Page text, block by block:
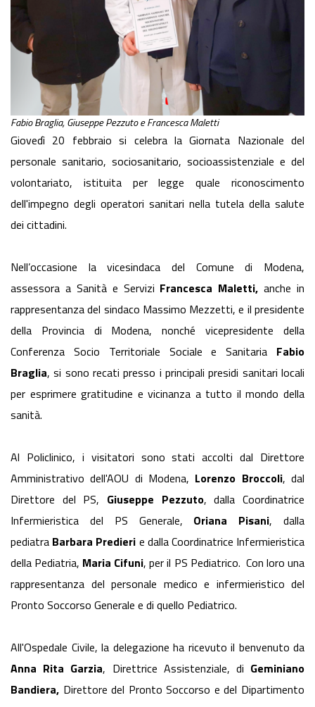
Fabio Braglia, Giuseppe Pezzuto e Francesca Maletti
Giovedì 20 febbraio si celebra la Giornata Nazionale del
personale sanitario, sociosanitario, socioassistenziale e del
volontariato, istituita per legge quale riconoscimento
dell'impegno degli operatori sanitari nella tutela della salute
dei cittadini.
Nell’occasione la vicesindaca del Comune di Modena,
assessora a Sanità e Servizi Francesca Maletti, anche in
rappresentanza del sindaco Massimo Mezzetti, e il presidente
della Provincia di Modena, nonché vicepresidente della
Conferenza Socio Territoriale Sociale e Sanitaria Fabio
Braglia, si sono recati presso i principali presidi sanitari locali
per esprimere gratitudine e vicinanza a tutto il mondo della
sanità.
Al Policlinico, i visitatori sono stati accolti dal Direttore
Amministrativo dell'AOU di Modena, Lorenzo Broccoli, dal
Direttore del PS, Giuseppe Pezzuto, dalla Coordinatrice
Infermieristica del PS Generale, Oriana Pisani, dalla
pediatra Barbara Predieri e dalla Coordinatrice Infermieristica
della Pediatria, Maria Cifuni, per il PS Pediatrico. Con loro una
rappresentanza del personale medico e infermieristico del
Pronto Soccorso Generale e di quello Pediatrico.
All'Ospedale Civile, la delegazione ha ricevuto il benvenuto da
Anna Rita Garzia, Direttrice Assistenziale, di Geminiano
Bandiera, Direttore del Pronto Soccorso e del Dipartimento